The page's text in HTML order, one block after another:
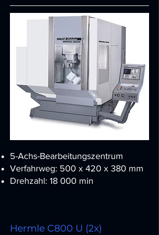
5-Achs-Bearbeitungszentrum
Verfahrweg: 500 x 420 x 380 mm
Drehzahl: 18 000 min
Hermle C800 U (2x)